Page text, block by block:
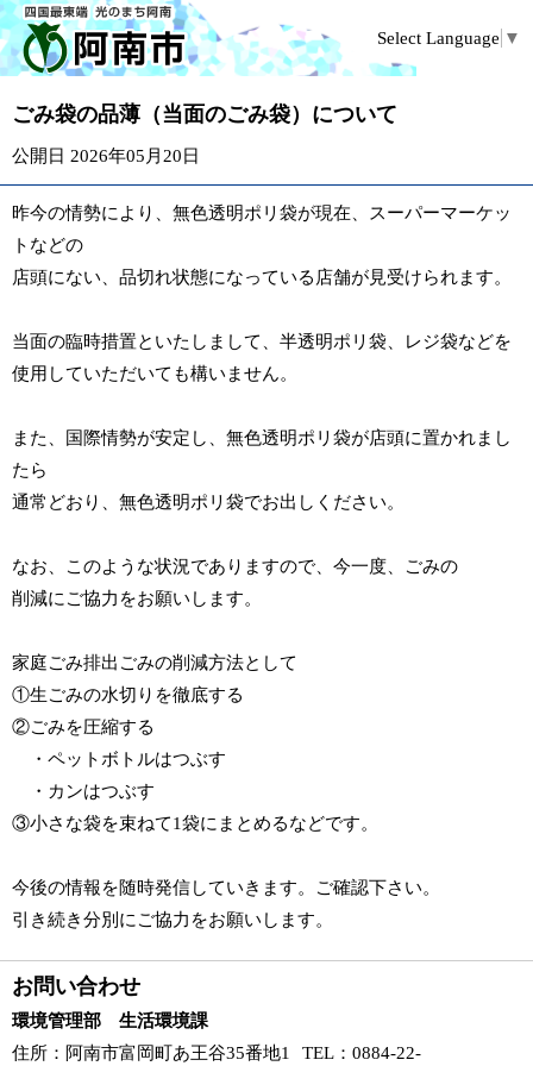
Select Language ▼
ごみ袋の品薄（当面のごみ袋）について
公開日 2026年05月20日
昨今の情勢により、無色透明ポリ袋が現在、スーパーマーケッ
トなどの
店頭にない、品切れ状態になっている店舗が見受けられます。
当面の臨時措置といたしまして、半透明ポリ袋、レジ袋などを
使用していただいても構いません。
また、国際情勢が安定し、無色透明ポリ袋が店頭に置かれまし
たら
通常どおり、無色透明ポリ袋でお出しください。
なお、このような状況でありますので、今一度、ごみの
削減にご協力をお願いします。
家庭ごみ排出ごみの削減方法として
①生ごみの水切りを徹底する
②ごみを圧縮する
・ペットボトルはつぶす
・カンはつぶす
③小さな袋を束ねて1袋にまとめるなどです。
今後の情報を随時発信していきます。ご確認下さい。
引き続き分別にご協力をお願いします。
お問い合わせ
環境管理部 生活環境課
住所 ：阿南市富岡町あ王谷35番地1 TEL ：0884-22-